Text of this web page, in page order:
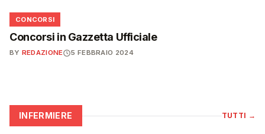
📋
CONCORSI
Concorsi in Gazzetta Ufficiale
BY REDAZIONE 5 FEBBRAIO 2024
INFERMIERE TUTTI →